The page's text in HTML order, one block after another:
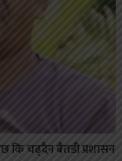
कि चढ्दैन बैतडी प्रशासन